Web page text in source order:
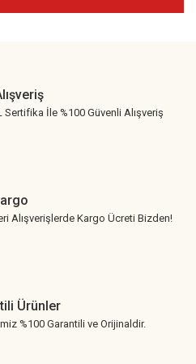
Sertifika İle %100 Güvenli Alışveriş
Alışverişlerde Kargo Ücreti Bizden!
Ürünler
%100 Garantili ve Orijinaldir.